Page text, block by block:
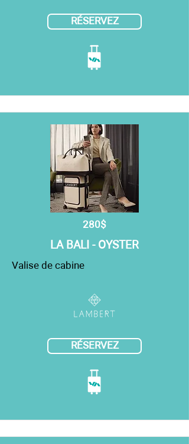
RÉSERVEZ
280$
LA BALI - OYSTER
Valise de cabine
RÉSERVEZ